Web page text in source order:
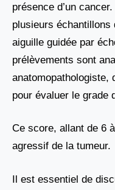
présence d’un
plusieurs échantillons
aiguille guidée par
prélèvements sont
anatomopathologiste,
pour évaluer le grade
Ce score, allant de 6
agressif de la tumeur.
Il est essentiel de